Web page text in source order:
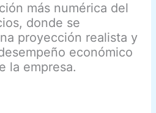
más numérica del
donde se
proyección realista y
económico
la empresa.